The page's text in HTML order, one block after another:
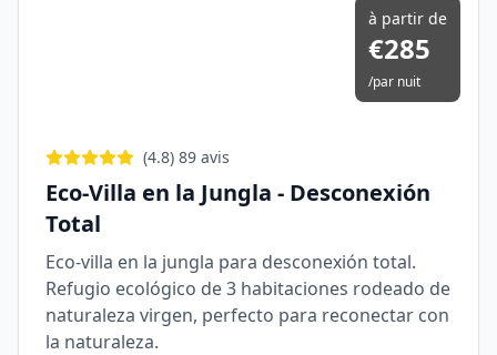
à partir de
€285
/par nuit
(4.8) 89 avis
Eco-Villa en la Jungla - Desconexión
Total
Eco-villa en la jungla para desconexión total.
Refugio ecológico de 3 habitaciones rodeado de
naturaleza virgen, perfecto para reconectar con
la naturaleza.